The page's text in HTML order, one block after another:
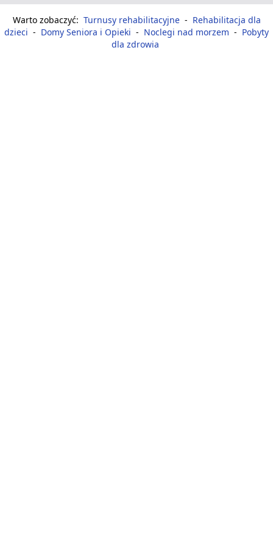
Warto zobaczyć: Turnusy rehabilitacyjne - Rehabilitacja dla
dzieci - Domy Seniora i Opieki - Noclegi nad morzem - Pobyty
dla zdrowia